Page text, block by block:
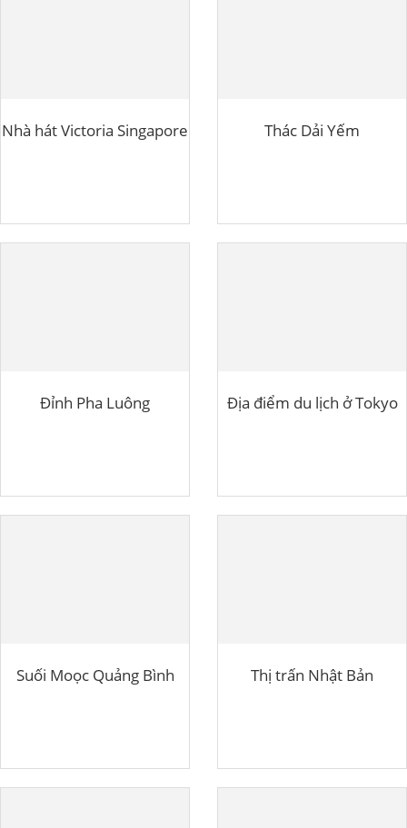
Nhà hát Victoria Singapore Thác Dải Yếm
Đỉnh Pha Luông Địa điểm du lịch ở Tokyo
Suối Moọc Quảng Bình Thị trấn Nhật Bản